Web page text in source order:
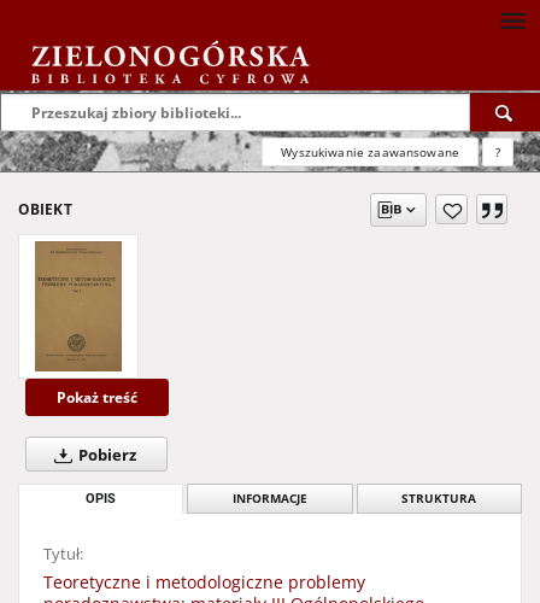
Wyszukiwanie zaawansowane ?
OBIEKT
Pokaż treść
Pobierz
OPIS INFORMACJE STRUKTURA
Tytuł:
Teoretyczne i metodologiczne problemy